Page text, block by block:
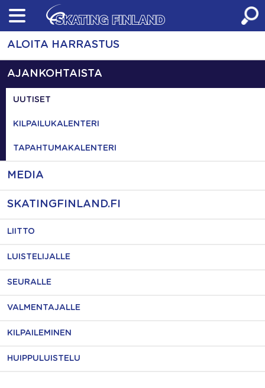
Skip
content
ALOITA HARRASTUS
AJANKOHTAISTA
UUTISET
KILPAILUKALENTERI
TAPAHTUMAKALENTERI
MEDIA
SKATINGFINLAND.FI
LIITTO
LUISTELIJALLE
SEURALLE
VALMENTAJALLE
KILPAILEMINEN
HUIPPULUISTELU